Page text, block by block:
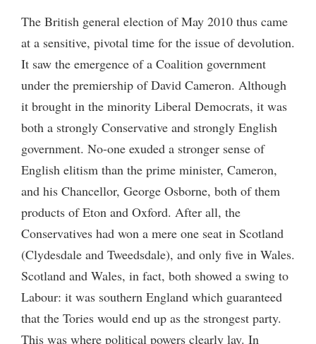
The British general election of May 2010 thus came
at a sensitive, pivotal time for the issue of devolution.
It saw the emergence of a Coalition government
under the premiership of David Cameron. Although
it brought in the minority Liberal Democrats, it was
both a strongly Conservative and strongly English
government. No-one exuded a stronger sense of
English elitism than the prime minister, Cameron,
and his Chancellor, George Osborne, both of them
products of Eton and Oxford. After all, the
Conservatives had won a mere one seat in Scotland
(Clydesdale and Tweedsdale), and only five in Wales.
Scotland and Wales, in fact, both showed a swing to
Labour: it was southern England which guaranteed
that the Tories would end up as the strongest party.
This was where political powers clearly lay. In